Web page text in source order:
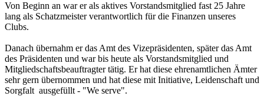
Von Beginn an war er als aktives Vorstandsmitglied fast 25 Jahre
lang als Schatzmeister verantwortlich für die Finanzen unseres
Clubs.
Danach übernahm er das Amt des Vizepräsidenten, später das Amt
des Präsidenten und war bis heute als Vorstandsmitglied und
Mitgliedschaftsbeauftragter tätig. Er hat diese ehrenamtlichen Ämter
sehr gern übernommen und hat diese mit Initiative, Leidenschaft und
Sorgfalt ausgefüllt - "We serve".